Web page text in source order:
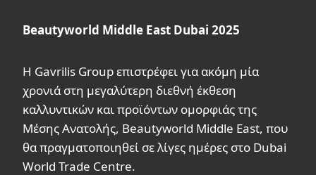
Beautyworld Middle East Dubai 2025
Η Gavrilis Group επιστρέφει για ακόμη μία
χρονιά στη μεγαλύτερη διεθνή έκθεση
καλλυντικών και προϊόντων ομορφιάς της
Μέσης Ανατολής, Beautyworld Middle East, που
θα πραγματοποιηθεί σε λίγες ημέρες στο Dubai
World Trade Centre.